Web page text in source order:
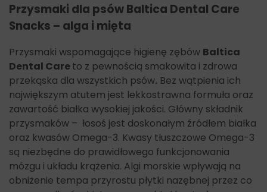
Przysmaki dla psów Baltica Dental Care
Snacks – alga i mięta
Przysmaki wspomagające higienę zębów Baltica
Dental Careto z pewnością smakowita i zdrowa
przekąska dla wszystkich psów. Bez wątpienia ich
największym atutem jest lekkostrawna formuła oraz
zawartość białka wysokiej jakości. Główny składnik
przysmaków – łosoś jest doskonałym źródłem białka
oraz kwasów Omega-3. Kwasy tłuszczowe Omega-3
są niezbędne do prawidłowego funkcjonowania
mózgu i układu krążenia. Algi morskie wpływają na
obniżenie tempa przyrostu płytki nazębnej przez co